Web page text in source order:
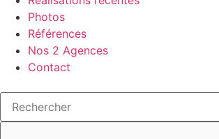
Photos
Références
Nos 2 Agences
Contact